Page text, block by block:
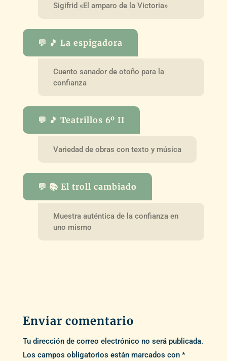
Sigifrid «El amparo de la Victoria»
💬 🎵 La espigadora
Cuento sanador de otoño para la
confianza
💬 🎵 Teatrillos 6º II
Variedad de obras con texto y música
💬 📚 El troll cambiado
Muestra auténtica de la confianza en
uno mismo
Enviar comentario
Tu dirección de correo electrónico no será publicada.
Los campos obligatorios están marcados con *